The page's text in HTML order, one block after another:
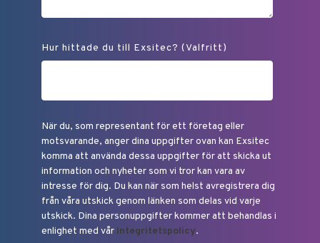
Hur hittade du till Exsitec? (Valfritt)
När du, som representant för ett företag eller
motsvarande, anger dina uppgifter ovan kan Exsitec
komma att använda dessa uppgifter för att skicka ut
information och nyheter som vi tror kan vara av
intresse för dig. Du kan när som helst avregistrera dig
från våra utskick genom länken som delas vid varje
utskick. Dina personuppgifter kommer att behandlas i
enlighet med vår Integritetspolicy.